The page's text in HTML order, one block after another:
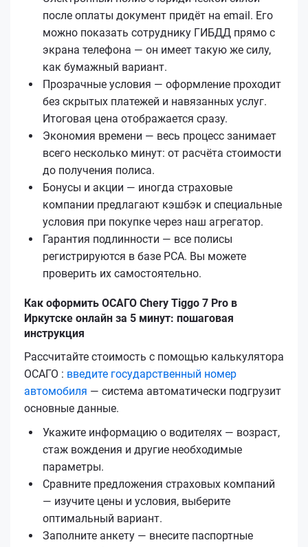
после оплаты документ придёт на email. Его
можно показать сотруднику ГИБДД прямо с
экрана телефона — он имеет такую же силу,
как бумажный вариант.
Прозрачные условия — оформление проходит
без скрытых платежей и навязанных услуг.
Итоговая цена отображается сразу.
Экономия времени — весь процесс занимает
всего несколько минут: от расчёта стоимости
до получения полиса.
Бонусы и акции — иногда страховые
компании предлагают кэшбэк и специальные
условия при покупке через наш агрегатор.
Гарантия подлинности — все полисы
регистрируются в базе РСА. Вы можете
проверить их самостоятельно.
Как оформить ОСАГО Chery Tiggo 7 Pro в
Иркутске онлайн за 5 минут: пошаговая
инструкция
Рассчитайте стоимость с помощью калькулятора
ОСАГО : введите государственный номер
автомобиля — система автоматически подгрузит
основные данные.
Укажите информацию о водителях — возраст,
стаж вождения и другие необходимые
параметры.
Сравните предложения страховых компаний
— изучите цены и условия, выберите
оптимальный вариант.
Заполните анкету — внесите паспортные